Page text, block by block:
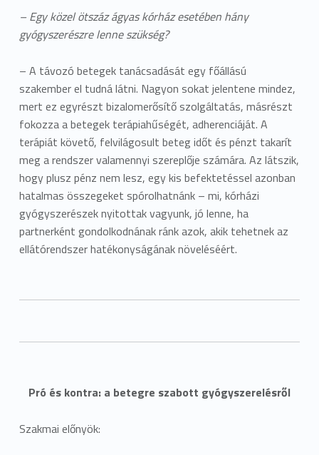
– Egy közel ötszáz ágyas kórház esetében hány
gyógyszerészre lenne szükség?
– A távozó betegek tanácsadását egy főállású
szakember el tudná látni. Nagyon sokat jelentene mindez,
mert ez egyrészt bizalomerősítő szolgáltatás, másrészt
fokozza a betegek terápiahűségét, adherenciáját. A
terápiát követő, felvilágosult beteg időt és pénzt takarít
meg a rendszer valamennyi szereplője számára. Az látszik,
hogy plusz pénz nem lesz, egy kis befektetéssel azonban
hatalmas összegeket spórolhatnánk – mi, kórházi
gyógyszerészek nyitottak vagyunk, jó lenne, ha
partnerként gondolkodnának ránk azok, akik tehetnek az
ellátórendszer hatékonyságának növeléséért.
Pró és kontra: a betegre szabott gyógyszerelésről
Szakmai előnyök: